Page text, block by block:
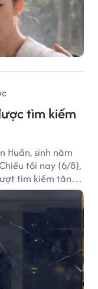
tìm kiếm
Huấn, sinh năm
tối nay (6/8),
tìm kiếm tăng